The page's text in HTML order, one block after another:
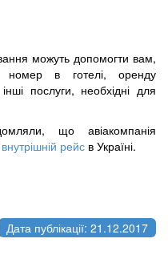
можуть допомогти вам,
в готелі, оренду
послуги, необхідні для
що авіакомпанія
рейс в Україні.
Дата публікації: 21.12.2017